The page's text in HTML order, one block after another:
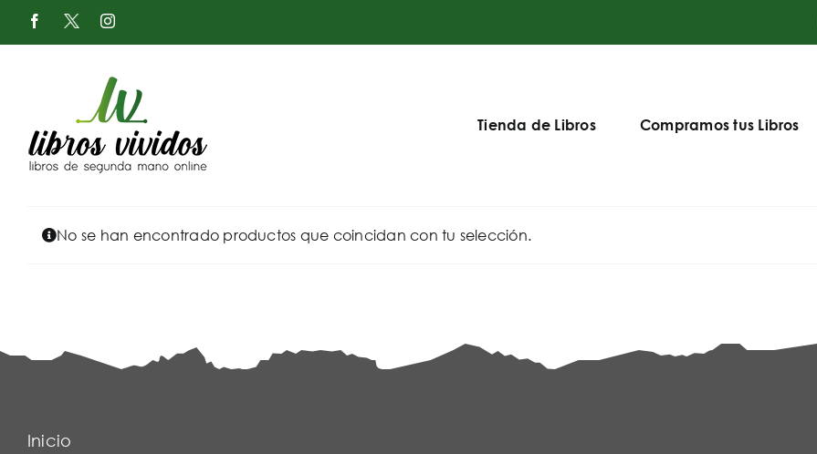
Saltar
Facebook
X
Twitter
Instagram
Tienda de Libros Compramos tus Libros
No se han encontrado productos que coincidan con tu selección.
Inicio